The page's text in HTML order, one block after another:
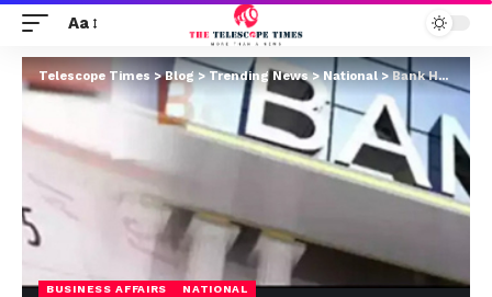
Aa
Telescope Times >Blog>Trending News>National>Bank Holidays : लगातार 7 दिन बंद रहेंगे बैंक, निपटा लें ज़रूरी काम
BUSINESS AFFAIRS NATIONAL